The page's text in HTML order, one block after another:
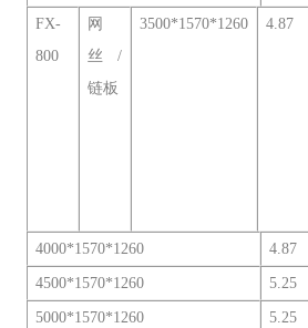
FX-
800
网
丝/
链板
3500*1570*1260 4.87
4000*1570*1260 4.87
4500*1570*1260 5.25
5000*1570*1260 5.25